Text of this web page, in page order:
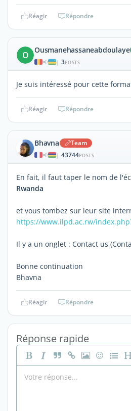
Réagir Répondre
O Ousmanehassaneabdoulaye
| 3POSTS
Je suis intéressé pour cette
Réagir Répondre
Bhavna Team
| 43744POSTS
En fait, il faut taper le nom de
Rwanda
et vous tombez sur leur site
https://www.ilpd.ac.rw/
Il y a un onglet : Contact us
Bonne continuation
Bhavna
Réagir Répondre
Réponse rapide